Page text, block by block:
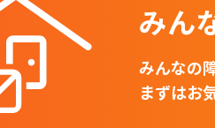
みん
みんなの
まずはお